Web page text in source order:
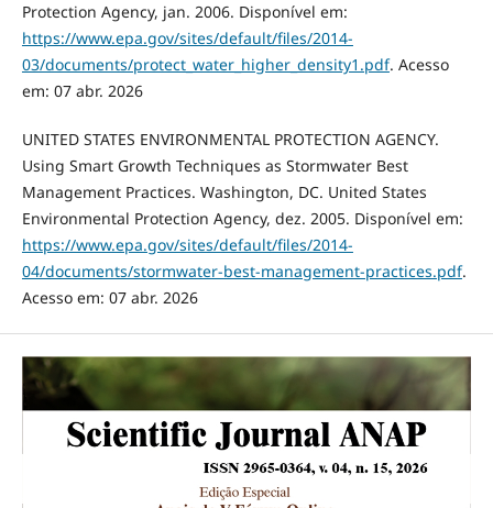
Protection Agency, jan. 2006. Disponível em:
https://www.epa.gov/sites/default/files/2014-
03/documents/protect_water_higher_density1.pdf. Acesso
em: 07 abr. 2026
UNITED STATES ENVIRONMENTAL PROTECTION AGENCY.
Using Smart Growth Techniques as Stormwater Best
Management Practices. Washington, DC. United States
Environmental Protection Agency, dez. 2005. Disponível em:
https://www.epa.gov/sites/default/files/2014-
04/documents/stormwater-best-management-practices.pdf.
Acesso em: 07 abr. 2026